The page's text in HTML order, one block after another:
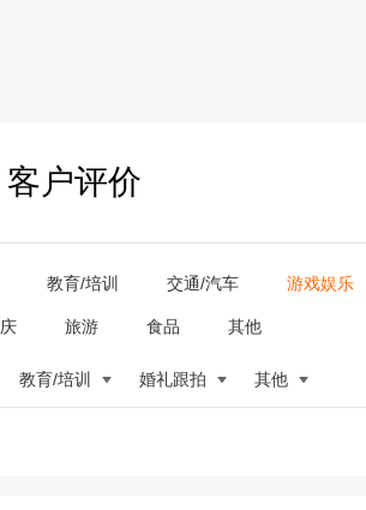
客户评价
教育/培训 交通/汽车 游戏娱乐
旅游 食品 其他
教育/培训 婚礼跟拍 其他